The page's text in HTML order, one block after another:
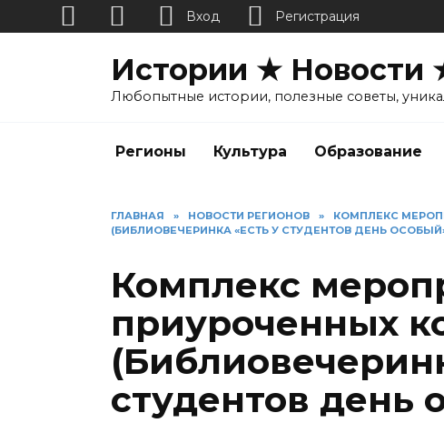
Истории ★
Любопытные истории, полезные советы,
Регионы Культура Образование
ГЛАВНАЯ » НОВОСТИ РЕГИОНОВ »
КОМПЛЕКС
(БИБЛИОВЕЧЕРИНКА «ЕСТЬ У СТУДЕНТОВ ДЕНЬ
Комплекс
приуроченных
студентов день
Вход Регистрация